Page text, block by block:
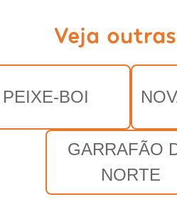
Veja
PEIXE-BOI
GARRAFÃO
NORTE